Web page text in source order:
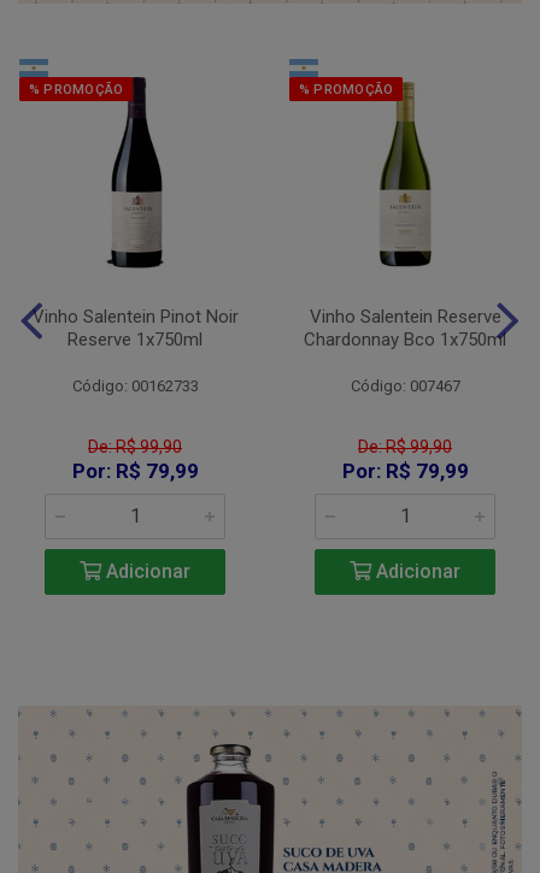
% PROMOÇÃO
Vinho Salentein Pinot Noir
Reserve 1x750ml
Código: 00162733
De: R$ 99,90
Por: R$ 79,99
Adicionar
% PROMOÇÃO
Vinho Salentein Reserve
Chardonnay Bco 1x750ml
Código: 007467
De: R$ 99,90
Por: R$ 79,99
Adicionar